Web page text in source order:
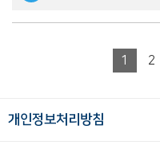
1 2
개인정보처리방침